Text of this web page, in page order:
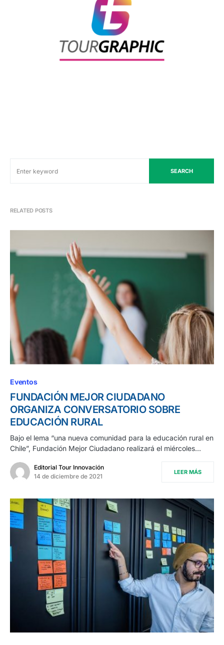
SEARCH
RELATED POSTS
Eventos
FUNDACIÓN MEJOR CIUDADANO
ORGANIZA CONVERSATORIO SOBRE
EDUCACIÓN RURAL
Bajo el lema “una nueva comunidad para la educación rural en
Chile”, Fundación Mejor Ciudadano realizará el miércoles…
Editorial Tour Innovación
14 de diciembre de 2021
LEER MÁS